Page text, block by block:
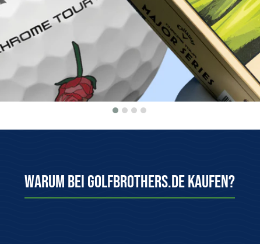
Herkunftsgarantie
Wir bieten nur Originalware aus
100 Tage
Einfach &